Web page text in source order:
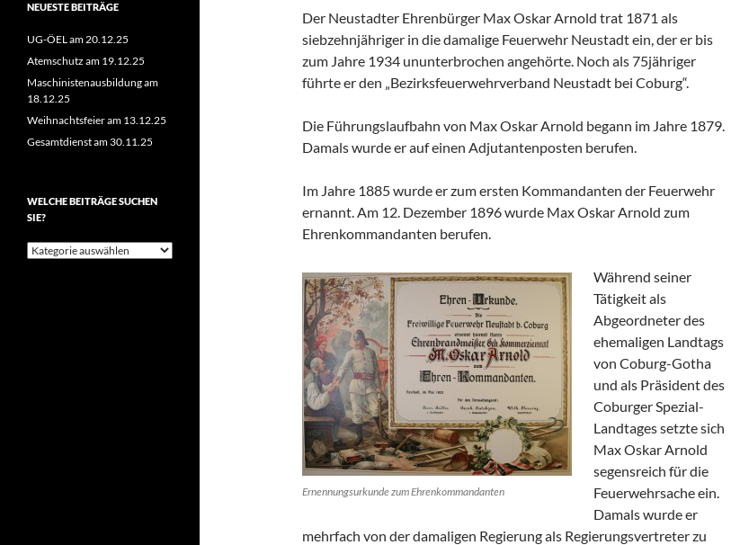
Der Neustadter Ehrenbürger Max Oskar Arnold trat 1871 als
siebzehnjähriger in die damalige Feuerwehr Neustadt ein, der er bis
zum Jahre 1934 ununterbrochen angehörte. Noch als 75jähriger
führte er den „Bezirksfeuerwehrverband Neustadt bei Coburg“.
Die Führungslaufbahn von Max Oskar Arnold begann im Jahre 1879.
Damals wurde er auf einen Adjutantenposten berufen.
Im Jahre 1885 wurde er zum ersten Kommandanten der Feuerwehr
ernannt. Am 12. Dezember 1896 wurde Max Oskar Arnold zum
Ehrenkommandanten berufen.
Ernennungsurkunde zum Ehrenkommandanten
Während seiner
Tätigkeit als
Abgeordneter des
ehemaligen Landtags
von Coburg-Gotha
und als Präsident des
Coburger Spezial-
Landtages setzte sich
Max Oskar Arnold
segensreich für die
Feuerwehrsache ein.
Damals wurde er
mehrfach von der damaligen Regierung als Regierungsvertreter zu
NEUESTE BEITRÄGE
UG-ÖEL am 20.12.25
Atemschutz am 19.12.25
Maschinistenausbildung am
18.12.25
Weihnachtsfeier am 13.12.25
Gesamtdienst am 30.11.25
WELCHE BEITRÄGE SUCHEN
SIE?
Welche